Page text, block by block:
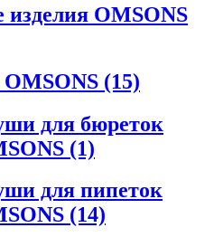
изделия OMSONS
(15)
для бюреток
(1)
для пипеток
(14)